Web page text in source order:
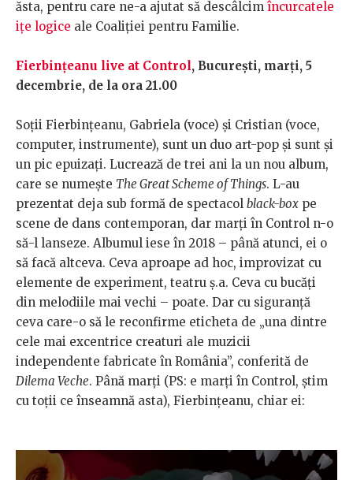
ăsta, pentru care ne-a ajutat să descâlcim încurcatele
ițe logice ale Coaliției pentru Familie.
Fierbințeanu live at Control, București, marți, 5
decembrie, de la ora 21.00
Soții Fierbințeanu, Gabriela (voce) și Cristian (voce,
computer, instrumente), sunt un duo art-pop și sunt și
un pic epuizați. Lucrează de trei ani la un nou album,
care se numește The Great Scheme of Things. L-au
prezentat deja sub formă de spectacol black-box pe
scene de dans contemporan, dar marți în Control n-o
să-l lanseze. Albumul iese în 2018 – până atunci, ei o
să facă altceva. Ceva aproape ad hoc, improvizat cu
elemente de experiment, teatru ș.a. Ceva cu bucăți
din melodiile mai vechi – poate. Dar cu siguranță
ceva care-o să le reconfirme eticheta de „una dintre
cele mai excentrice creaturi ale muzicii
independente fabricate în România”, conferită de
Dilema Veche. Până marți (PS: e marți în Control, știm
cu toții ce înseamnă asta), Fierbințeanu, chiar ei: